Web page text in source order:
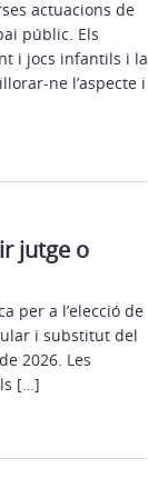
actuacions de
públic. Els
i jocs infantils i la
ne l’aspecte i
jutge o
per a l’elecció de
i substitut del
2026. Les
[…]